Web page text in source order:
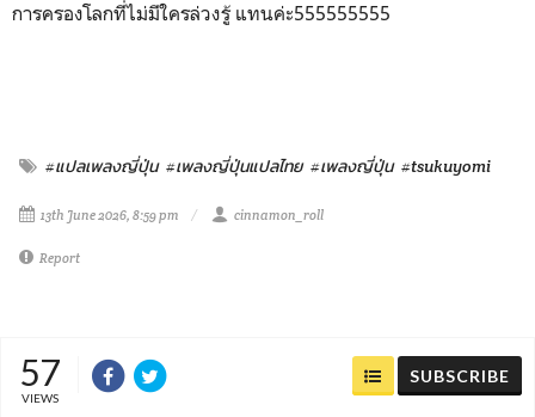
การครองโลกที่ไม่มีใครล่วงรู้ แทนค่ะ555555555
#แปลเพลงญี่ปุ่น #เพลงญี่ปุ่นแปลไทย #เพลงญี่ปุ่น #tsukuyomi
13th June 2026, 8:59 pm cinnamon_roll
Report
57
VIEWS
SUBSCRIBE